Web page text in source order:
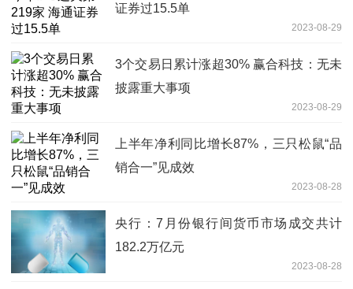
证券过15.5单
2023-08-29
3个交易日累计涨超30% 赢合科技：无未
披露重大事项
2023-08-29
上半年净利同比增长87%，三只松鼠“品
销合一”见成效
2023-08-28
央行：7月份银行间货币市场成交共计
182.2万亿元
2023-08-28